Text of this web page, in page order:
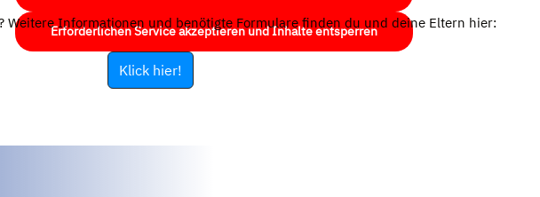
Erforderlichen Service akzeptieren und Inhalte entsperren
Weitere Informationen und benötigte Formulare finden du und deine Eltern hier:
Klick hier!